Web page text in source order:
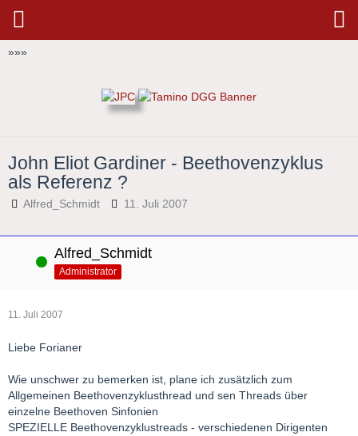
»»»
John Eliot Gardiner - Beethovenzyklus
als Referenz ?
Alfred_Schmidt 11. Juli 2007
Online Alfred_Schmidt
Administrator
11. Juli 2007
Liebe Forianer
Wie unschwer zu bemerken ist, plane ich zusätzlich zum
Allgemeinen Beethovenzyklusthread und sen Threads über
einzelne Beethoven Sinfonien
SPEZIELLE Beethovenzyklustreads - verschiedenen Dirigenten